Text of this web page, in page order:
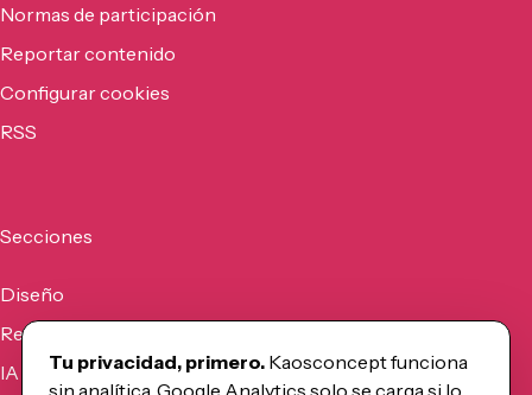
Normas de participación
Reportar contenido
Configurar cookies
RSS
Secciones
Diseño
Recursos
IA
Tu privacidad, primero. Kaosconcept funciona
sin analítica. Google Analytics solo se carga si lo